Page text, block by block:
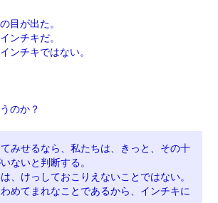
目が出た。
チキだ。
チキではない。
のか？
みせるなら、私たちは、きっと、その十
ないと判断する。
、けっしておこりえないことではない。
めてまれなことであるから、インチキに